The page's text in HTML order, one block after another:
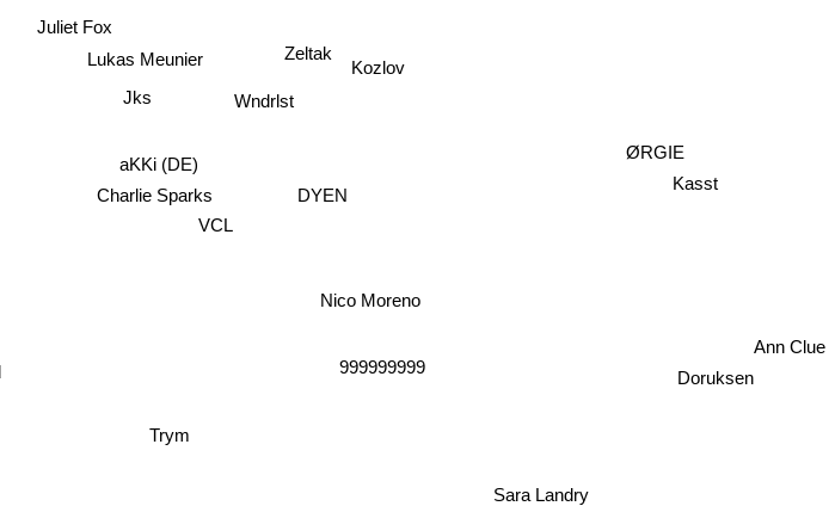
Trym
Nico Moreno
VCL
DYEN
999999999
Jks
Charlie Sparks
Wndrlst
aKKi (DE)
Sara Landry
ØRGIE
Zeltak
Kozlov
Doruksen
Lukas Meunier
Kasst
Ann Clue
Juliet Fox